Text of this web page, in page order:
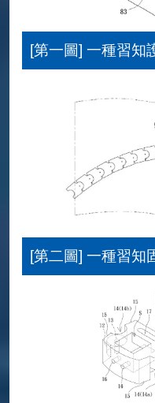
[第一圖] 一種習知
[第二圖] 一種習知